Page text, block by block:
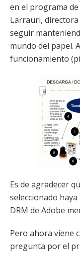
en el programa
Larrauri,
seguir
mundo del papel.
funcionamiento
Es de agradecer
seleccionado
DRM de Adobe
Pero ahora viene
pregunta por el